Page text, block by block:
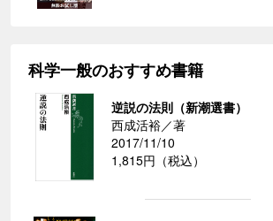
科学一般のおすすめ書籍
逆説の法則（新潮選書）
西成活裕／著
2017/11/10
1,815円（税込）